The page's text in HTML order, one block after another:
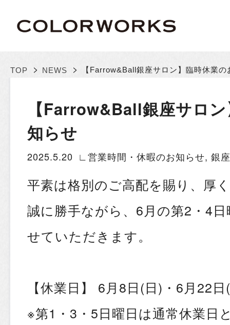
TOP > NEWS > 【Farrow&Ball銀座サロン】臨時休業の
【Farrow&Ball銀座サロ
知らせ
2025.5.20 ∟営業時間・休暇のお知らせ, 銀
平素は格別のご高配を賜り、厚
誠に勝手ながら、6月の第2・4
せていただきます。
【休業日】 6月8日(日)・6月22
※第1・3・5日曜日は通常休業日